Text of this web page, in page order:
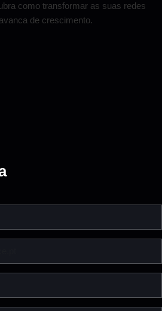
como transformar as suas redes
de crescimento.